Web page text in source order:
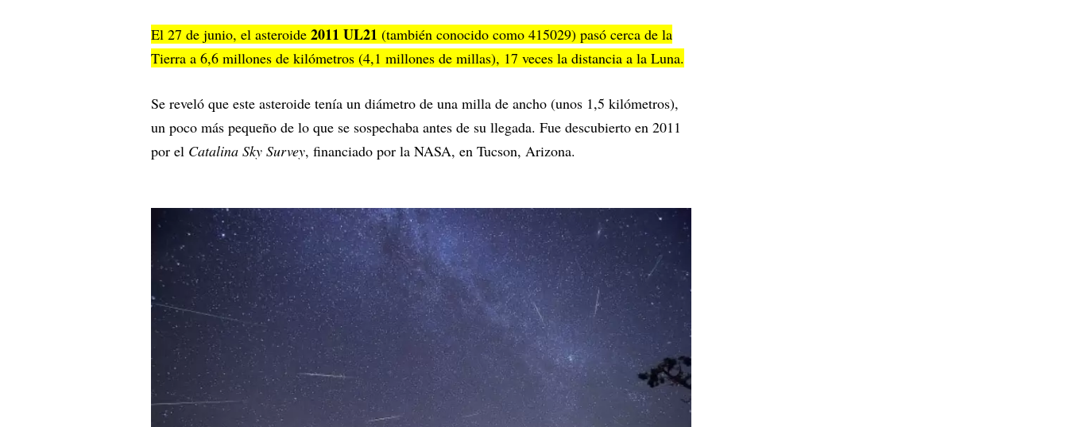
El 27 de junio, el asteroide 2011 UL21 (también conocido como 415029) pasó cerca de la
Tierra a 6,6 millones de kilómetros (4,1 millones de millas), 17 veces la distancia a la Luna.
Se reveló que este asteroide tenía un diámetro de una milla de ancho (unos 1,5 kilómetros),
un poco más pequeño de lo que se sospechaba antes de su llegada. Fue descubierto en 2011
por el Catalina Sky Survey, financiado por la NASA, en Tucson, Arizona.